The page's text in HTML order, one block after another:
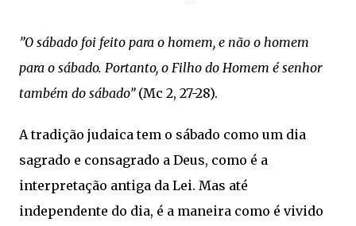
”O sábado foi feito para o homem, e não o homem
para o sábado. Portanto, o Filho do Homem é senhor
também do sábado”(Mc 2, 27-28).
A tradição judaica tem o sábado como um dia
sagrado e consagrado a Deus, como é a
interpretação antiga da Lei. Mas até
independente do dia, é a maneira como é vivido